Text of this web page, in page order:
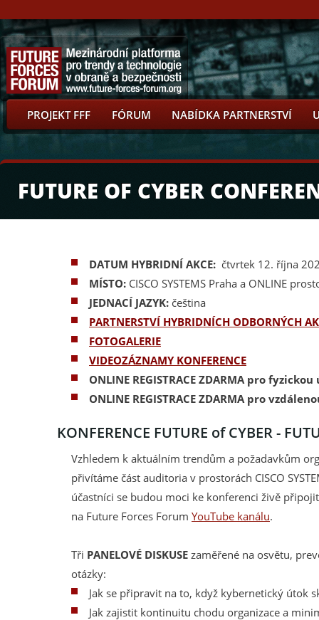
PROJEKT FFF FÓRUM NABÍDKA PARTNERSTVÍ
FUTURE OF CYBER
DATUM HYBRIDNÍ AKCE: čtvrtek 12. října
MÍSTO: CISCO SYSTEMS Praha a ONLINE
JEDNACÍ JAZYK: čeština
PARTNERSTVÍ HYBRIDNÍCH ODBORNÝCH
FOTOGALERIE
VIDEOZÁZNAMY KONFERENCE
ONLINE REGISTRACE ZDARMA pro
ONLINE REGISTRACE ZDARMA pro
KONFERENCE FUTURE of CYBER -
Vzhledem k aktuálním trendům a požadavkům
přivítáme část auditoria v prostorách CISCO
účastníci se budou moci ke konferenci živě
na Future Forces Forum YouTube kanálu.
Tři PANELOVÉ DISKUSE zaměřené na osvětu,
otázky:
Jak se připravit na to, když kybernetický útok
Jak zajistit kontinuitu chodu organizace a